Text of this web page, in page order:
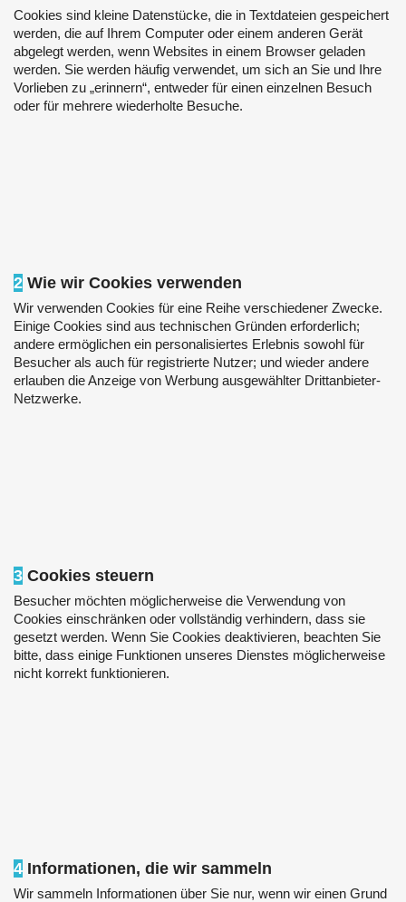
Cookies sind kleine Datenstücke, die in Textdateien gespeichert
werden, die auf Ihrem Computer oder einem anderen Gerät
abgelegt werden, wenn Websites in einem Browser geladen
werden. Sie werden häufig verwendet, um sich an Sie und Ihre
Vorlieben zu „erinnern“, entweder für einen einzelnen Besuch
oder für mehrere wiederholte Besuche.
2 Wie wir Cookies verwenden
Wir verwenden Cookies für eine Reihe verschiedener Zwecke.
Einige Cookies sind aus technischen Gründen erforderlich;
andere ermöglichen ein personalisiertes Erlebnis sowohl für
Besucher als auch für registrierte Nutzer; und wieder andere
erlauben die Anzeige von Werbung ausgewählter Drittanbieter-
Netzwerke.
3 Cookies steuern
Besucher möchten möglicherweise die Verwendung von
Cookies einschränken oder vollständig verhindern, dass sie
gesetzt werden. Wenn Sie Cookies deaktivieren, beachten Sie
bitte, dass einige Funktionen unseres Dienstes möglicherweise
nicht korrekt funktionieren.
4 Informationen, die wir sammeln
Wir sammeln Informationen über Sie nur, wenn wir einen Grund